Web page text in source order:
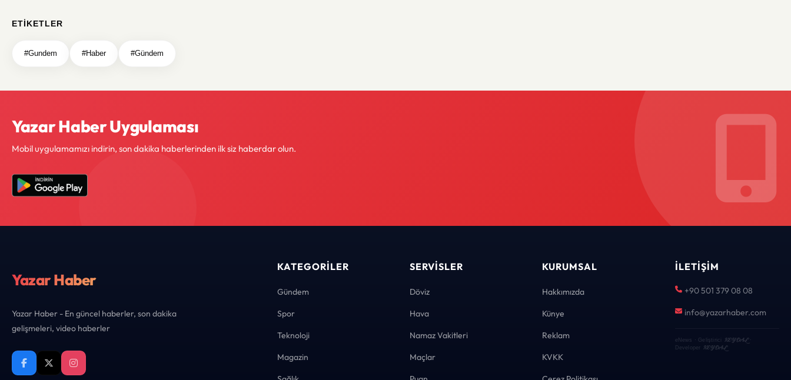
ETIKETLER
#Gundem #Haber #Gündem
Yazar Haber Uygulaması
Mobil uygulamamızı indirin, son dakika haberlerinden ilk siz haberdar olun.
Yazar Haber
Yazar Haber - En güncel haberler, son dakika
gelişmeleri, video haberler
KATEGORILER
Gündem
Spor
Teknoloji
Magazin
SERVISLER
Döviz
Hava
Namaz Vakitleri
Maçlar
KURUMSAL
Hakkımızda
Künye
Reklam
KVKK
İLETIŞIM
+90 501 379 08 08
info@yazarhaber.com
eNews · Geliştirici KEYDAL·
Developer
KEYDAL